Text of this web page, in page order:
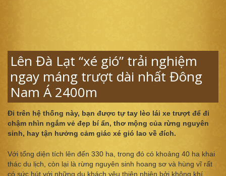
Lên Đà Lạt “xé gió” trải nghiệm
ngay máng trượt dài nhất Đông
Nam Á 2400m
Đi trên hệ thống này, bạn được tự tay lèo lái xe trượt để đi
chậm nhìn ngắm vẻ đẹp bí ẩn, thơ mộng của rừng nguyên
sinh, hay tận hưởng cảm giác xé gió lao về đích.
Với tổng diện tích lên đến 330 ha, trong đó có khoảng 40 ha khai
thác du lịch, còn lại là rừng nguyên sinh hoang sơ và hùng vĩ rất
có sức hút với những du khách yêu thiên nhiên bởi không khí